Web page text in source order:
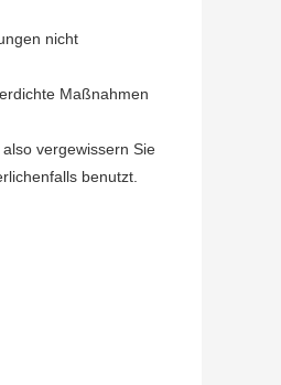
nicht
Maßnahmen
vergewissern Sie
benutzt.